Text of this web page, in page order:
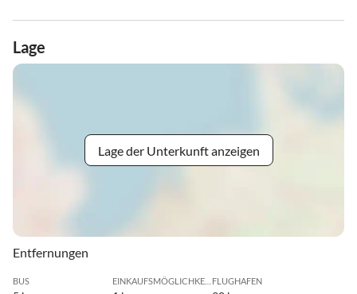
Lage
Lage der Unterkunft anzeigen
Entfernungen
BUS EINKAUFSMÖGLICHKEIT FLUGHAFEN